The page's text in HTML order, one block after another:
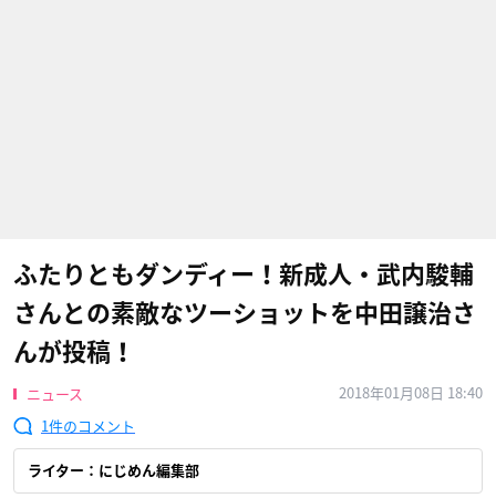
ふたりともダンディー！新成人・武内駿輔
さんとの素敵なツーショットを中田譲治さ
んが投稿！
ニュース
2018年01月08日 18:40
1
ライター：にじめん編集部